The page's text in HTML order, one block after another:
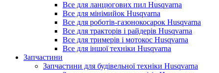
Все для ланцюгових пил Husqvarna
Все для мінімийок Husqvarna
Все для роботів-газонокосарок Husqvarna
Все для тракторів і райдерів Husqvarna
Все для тримерів і мотокос Husqvarna
Все для іншої техніки Husqvarna
Запчастини
Запчастини для будівельної техніки Husqvarna